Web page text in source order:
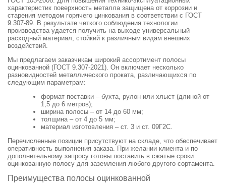
характеристик поверхность металла защищена от коррозии и
старения методом горячего цинкования в соответствии с ГОСТ
9.307-89. В результате четкого соблюдения технологии
производства удается получить на выходе универсальный
расходный материал, стойкий к различным видам внешних
воздействий.
Мы предлагаем заказчикам широкий ассортимент полосы
оцинкованной (ГОСТ 9.307-2021). Он включает несколько
разновидностей металлического проката, различающихся по
следующим параметрам:
формат поставки – бухта, рулон или хлыст (длиной от
1,5 до 6 метров);
ширина полосы – от 14 до 60 мм;
толщина – от 4 до 5 мм;
материал изготовления – ст. 3 и ст. 09Г2С.
Перечисленные позиции присутствуют на складе, что обеспечивает
оперативность выполнения заказа. При желании клиента и по
дополнительному запросу готовы поставить в сжатые сроки
оцинкованную полосу для заземления любого другого сортамента.
Преимущества полосы оцинкованной